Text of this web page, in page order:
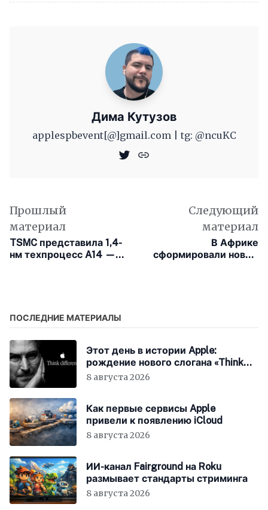
Дима Кутузов
applespbevent[@]gmail.com | tg: @ncuKC
Прошлый
материал
TSMC представила 1,4-
нм техпроцесс A14 —
Следующий
материал
В Африке
сформировали новую
ПОСЛЕДНИЕ МАТЕРИАЛЫ
Этот день в истории Apple:
рождение нового слогана «Think
Different»
8 августа 2026
Как первые сервисы Apple
привели к появлению iCloud
8 августа 2026
ИИ-канал Fairground на Roku
размывает стандарты стриминга
8 августа 2026